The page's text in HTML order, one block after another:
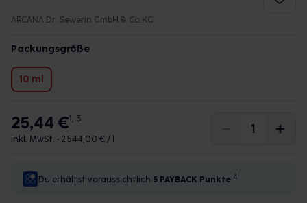
ARCANA Dr. Sewerin GmbH & Co.KG
Packungsgröße
10 ml
25,44 €1, 3
inkl. MwSt. • 2.544,00 € / l
Du erhältst voraussichtlich 5 PAYBACK Punkte 4